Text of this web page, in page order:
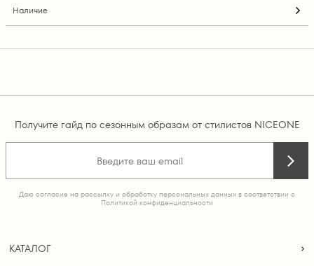
Наличие
Получите гайд по сезонным образам от стилистов NICEONE
Даю согласие на рассылку и обработку персональных данных в соответствии с
Политикой конфиденциальности
КАТАЛОГ